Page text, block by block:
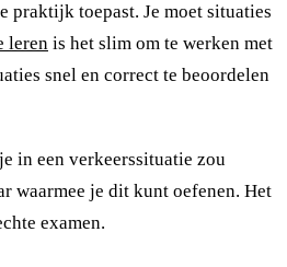
praktijk toepast. Je moet situaties
leren is het slim om te werken met
snel en correct te beoordelen
in een verkeerssituatie zou
waarmee je dit kunt oefenen. Het
examen.